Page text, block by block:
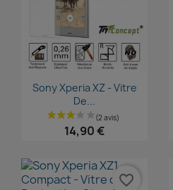
Aperçu rapide
Sony Xperia XZ - Vitre
De...
14,90 €
favorite_border